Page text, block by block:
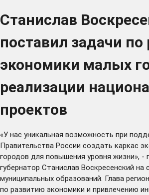
Станислав
поставил задачи
экономики малых
реализации
проектов
«У нас уникальная возможность при
Правительства России создать каркас
городов для повышения уровня жизни», -
губернатор Станислав Воскресенский на
муниципальных образований. Глава
по развитию экономики и привлечению